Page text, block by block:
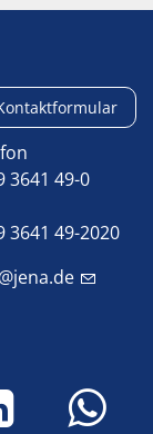
3641 49-0
3641 49-2020